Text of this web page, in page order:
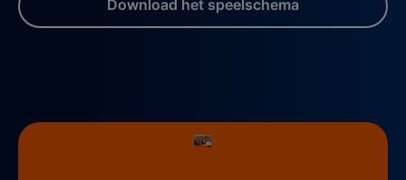
Download het speelschema